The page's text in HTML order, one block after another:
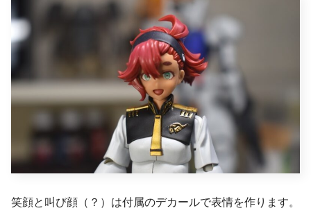
笑顔と叫び顔（？）は付属のデカールで表情を作ります。